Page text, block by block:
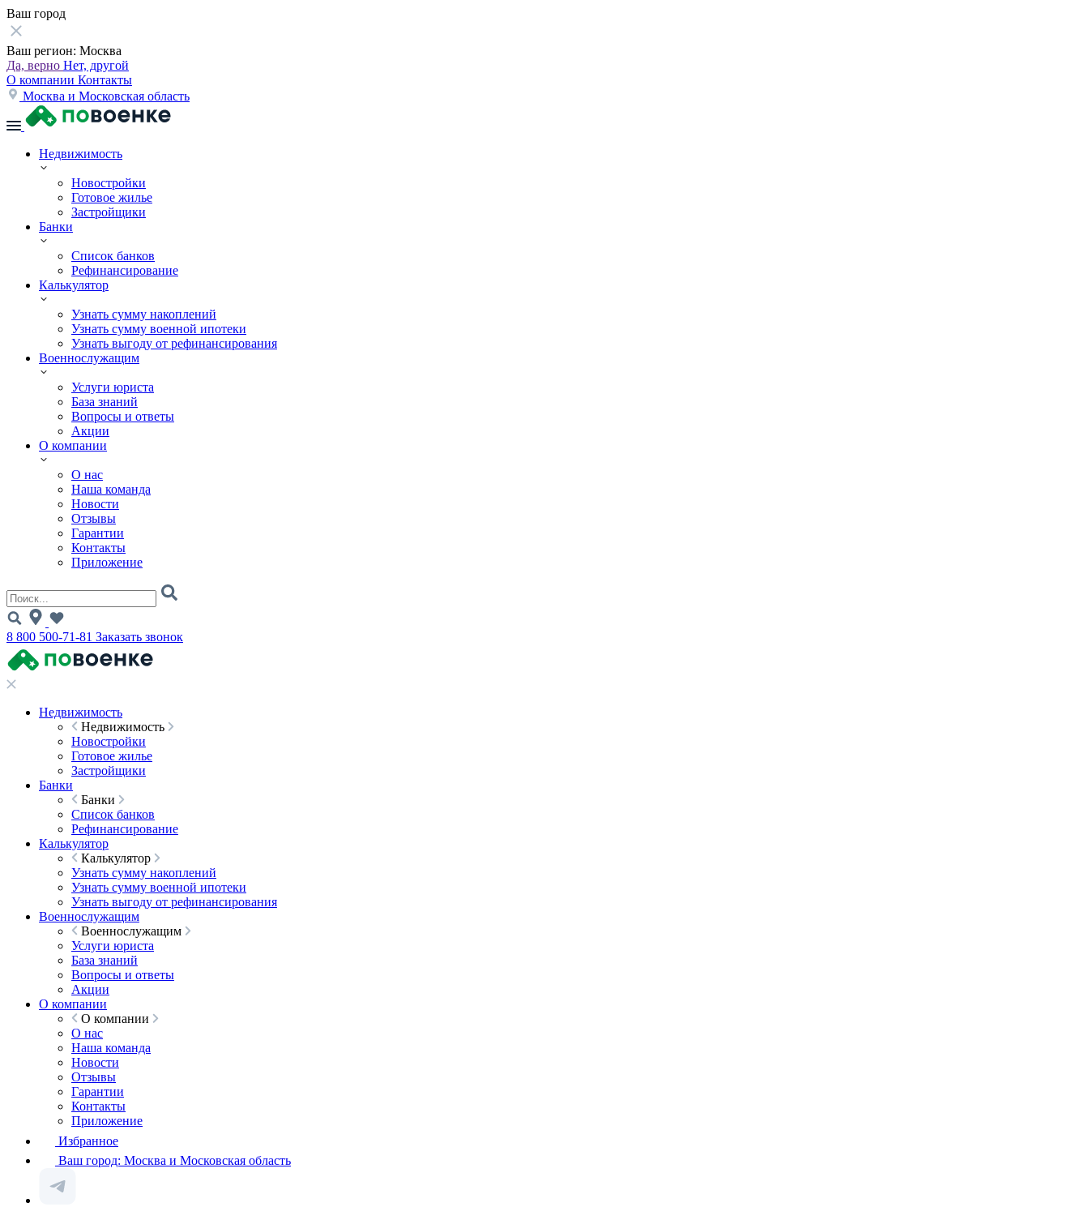
Ваш город
Ваш регион: Москва
Да, верно Нет, другой
О компании Контакты
Москва и Московская область
Недвижимость
Новостройки
Готовое жилье
Застройщики
Банки
Список банков
Рефинансирование
Калькулятор
Узнать сумму накоплений
Узнать сумму военной ипотеки
Узнать выгоду от рефинансирования
Военнослужащим
Услуги юриста
База знаний
Вопросы и ответы
Акции
О компании
О нас
Наша команда
Новости
Отзывы
Гарантии
Контакты
Приложение
8 800 500-71-81 Заказать звонок
Недвижимость
Недвижимость
Новостройки
Готовое жилье
Застройщики
Банки
Банки
Список банков
Рефинансирование
Калькулятор
Калькулятор
Узнать сумму накоплений
Узнать сумму военной ипотеки
Узнать выгоду от рефинансирования
Военнослужащим
Военнослужащим
Услуги юриста
База знаний
Вопросы и ответы
Акции
О компании
О компании
О нас
Наша команда
Новости
Отзывы
Гарантии
Контакты
Приложение
Избранное
Ваш город: Москва и Московская область